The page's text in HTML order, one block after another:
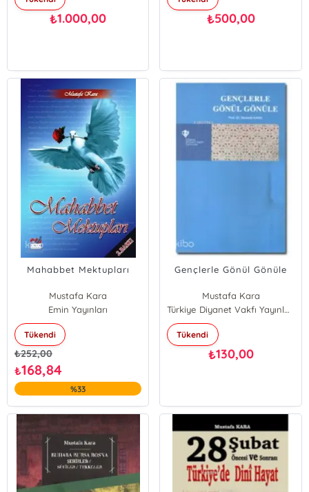
₺1.000,00 ₺500,00
Mahabbet Mektupları
Mustafa Kara
Emin Yayınları
Tükendi
₺252,00
₺168,84
%33
Gençlerle Gönül Gönüle
Mustafa Kara
Türkiye Diyanet Vakfı Yayınları
Tükendi
₺130,00